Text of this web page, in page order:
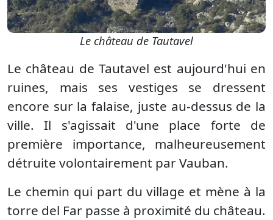
Le château de Tautavel
Le château de Tautavel est aujourd'hui en
ruines, mais ses vestiges se dressent
encore sur la falaise, juste au-dessus de la
ville. Il s'agissait d'une place forte de
première importance, malheureusement
détruite volontairement par Vauban.
Le chemin qui part du village et mène à la
torre del Far passe à proximité du château.